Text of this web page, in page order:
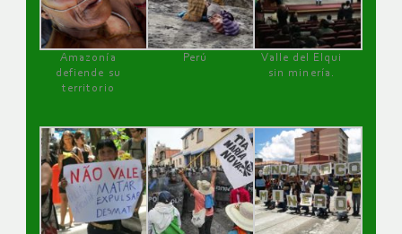
Amazonía
defiende su
territorio
Perú
Valle del Elqui
sin minería.